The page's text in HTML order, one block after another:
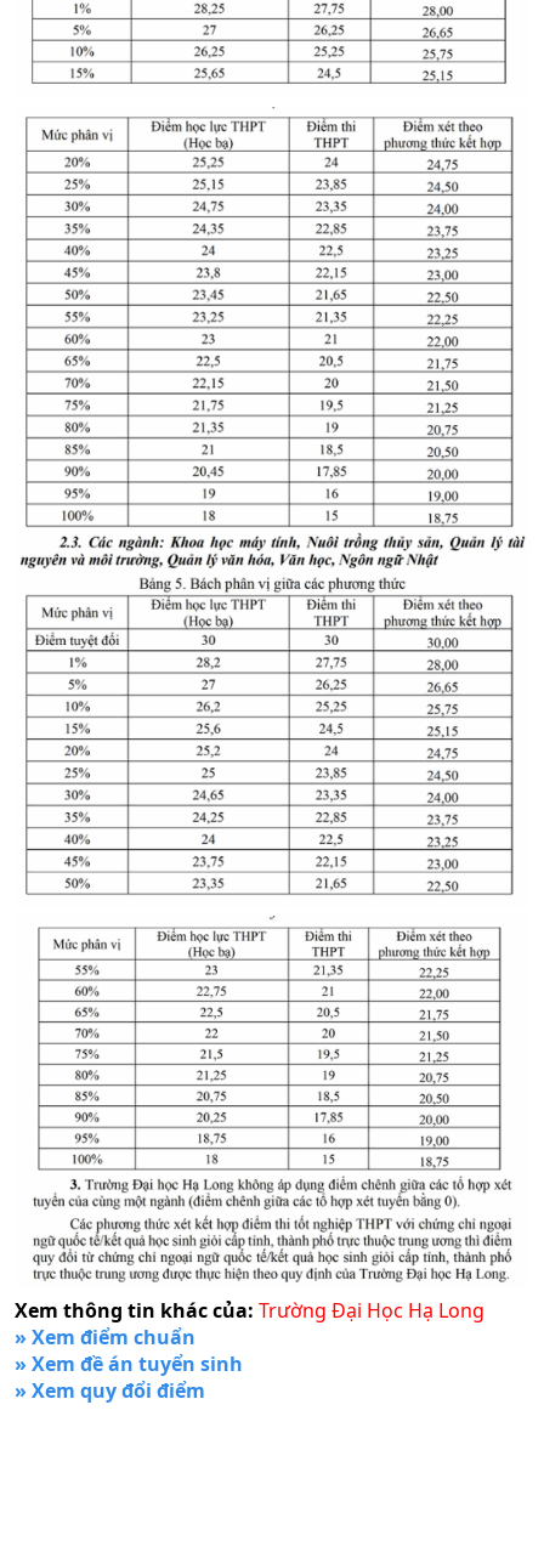
Xem thông tin khác của: Trường Đại Học Hạ Long
» Xem điểm chuẩn
» Xem đề án tuyển sinh
» Xem quy đổi điểm